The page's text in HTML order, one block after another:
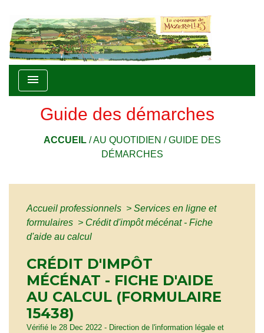
menu
Guide des démarches
ACCUEIL/AU QUOTIDIEN /GUIDE DES
DÉMARCHES
Accueil professionnels > Services en ligne et
formulaires > Crédit d'impôt mécénat - Fiche
d'aide au calcul
CRÉDIT D'IMPÔT
MÉCÉNAT - FICHE D'AIDE
AU CALCUL (FORMULAIRE
15438)
Vérifié le 28 Dec 2022 - Direction de l'information légale et